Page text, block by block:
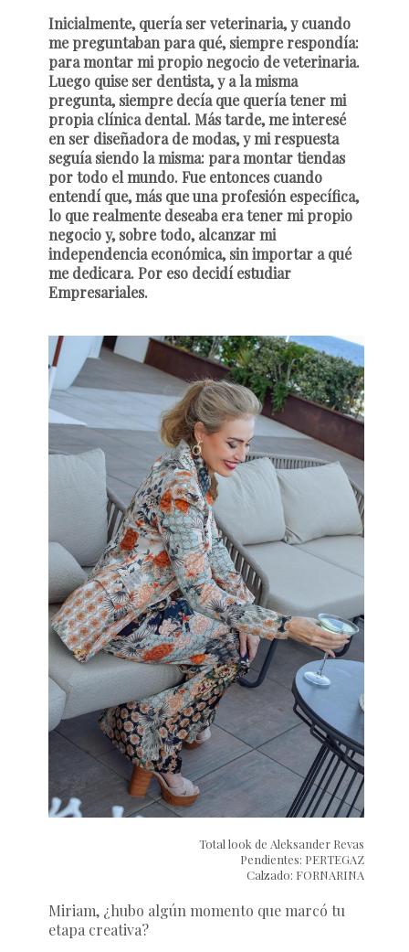
Inicialmente, quería ser veterinaria, y cuando
me preguntaban para qué, siempre respondía:
para montar mi propio negocio de veterinaria.
Luego quise ser dentista, y a la misma
pregunta, siempre decía que quería tener mi
propia clínica dental. Más tarde, me interesé
en ser diseñadora de modas, y mi respuesta
seguía siendo la misma: para montar tiendas
por todo el mundo. Fue entonces cuando
entendí que, más que una profesión específica,
lo que realmente deseaba era tener mi propio
negocio y, sobre todo, alcanzar mi
independencia económica, sin importar a qué
me dedicara. Por eso decidí estudiar
Empresariales.
Total look de Aleksander Revas
Pendientes: PERTEGAZ
Calzado: FORNARINA
Miriam, ¿hubo algún momento que marcó tu
etapa creativa?